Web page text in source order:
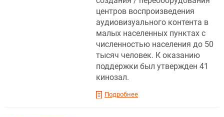
центров воспроизведения
аудиовизуального контента в
малых населенных пунктах с
численностью населения до 50
тысяч человек. К оказанию
поддержки был утвержден 41
кинозал.
Подробнее